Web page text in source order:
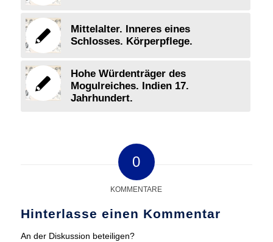
Mittelalter. Inneres eines
Schlosses. Körperpflege.
Hohe Würdenträger des
Mogulreiches. Indien 17.
Jahrhundert.
0
KOMMENTARE
Hinterlasse einen Kommentar
An der Diskussion beteiligen?